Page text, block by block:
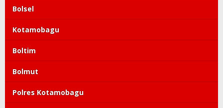
Bolsel
Kotamobagu
Boltim
Bolmut
Polres Kotamobagu